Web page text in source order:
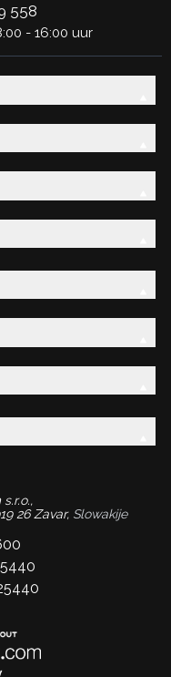
558
- 16:00 uur
26 Zavar, Slowakije